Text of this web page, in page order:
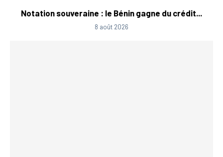
Notation souveraine : le Bénin gagne du crédit...
8 août 2026